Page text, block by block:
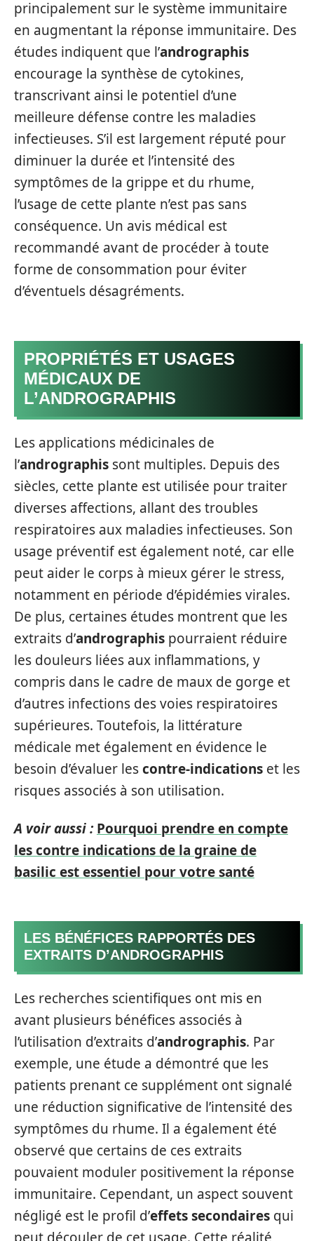
principalement sur le système immunitaire
en augmentant la réponse immunitaire. Des
études indiquent que l’andrographis
encourage la synthèse de cytokines,
transcrivant ainsi le potentiel d’une
meilleure défense contre les maladies
infectieuses. S’il est largement réputé pour
diminuer la durée et l’intensité des
symptômes de la grippe et du rhume,
l’usage de cette plante n’est pas sans
conséquence. Un avis médical est
recommandé avant de procéder à toute
forme de consommation pour éviter
d’éventuels désagréments.
PROPRIÉTÉS ET USAGES
MÉDICAUX DE
L’ANDROGRAPHIS
Les applications médicinales de
l’andrographis sont multiples. Depuis des
siècles, cette plante est utilisée pour traiter
diverses affections, allant des troubles
respiratoires aux maladies infectieuses. Son
usage préventif est également noté, car elle
peut aider le corps à mieux gérer le stress,
notamment en période d’épidémies virales.
De plus, certaines études montrent que les
extraits d’andrographis pourraient réduire
les douleurs liées aux inflammations, y
compris dans le cadre de maux de gorge et
d’autres infections des voies respiratoires
supérieures. Toutefois, la littérature
médicale met également en évidence le
besoin d’évaluer lescontre-indications et les
risques associés à son utilisation.
A voir aussi : Pourquoi prendre en compte
les contre indications de la graine de
basilic est essentiel pour votre santé
LES BÉNÉFICES RAPPORTÉS DES
EXTRAITS D’ANDROGRAPHIS
Les recherches scientifiques ont mis en
avant plusieurs bénéfices associés à
l’utilisation d’extraits d’andrographis. Par
exemple, une étude a démontré que les
patients prenant ce supplément ont signalé
une réduction significative de l’intensité des
symptômes du rhume. Il a également été
observé que certains de ces extraits
pouvaient moduler positivement la réponse
immunitaire. Cependant, un aspect souvent
négligé est le profil d’effets secondaires qui
peut découler de cet usage. Cette réalité